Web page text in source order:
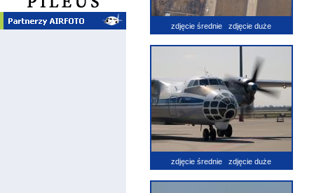
zdjęcie średnie zdjęcie duże
zdjęcie średnie zdjęcie duże